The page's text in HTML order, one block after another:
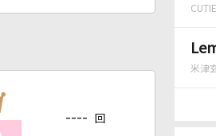
米津
---- 回